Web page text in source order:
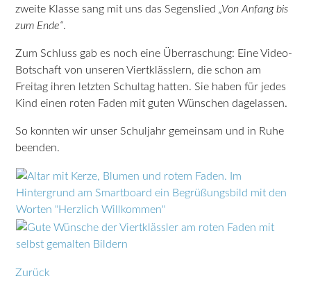
zweite Klasse sang mit uns das Segenslied „Von Anfang bis
zum Ende“.
Zum Schluss gab es noch eine Überraschung: Eine Video-
Botschaft von unseren Viertklässlern, die schon am
Freitag ihren letzten Schultag hatten. Sie haben für jedes
Kind einen roten Faden mit guten Wünschen dagelassen.
So konnten wir unser Schuljahr gemeinsam und in Ruhe
beenden.
Zurück